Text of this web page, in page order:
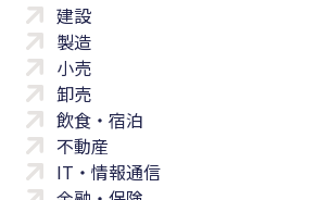
建設
製造
小売
卸売
飲食・宿泊
不動産
IT・情報通信